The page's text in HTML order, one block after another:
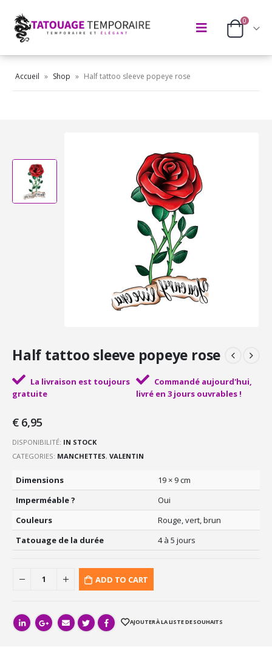
0
Accueil » Shop » Half tattoo sleeve popeye rose
Half tattoo sleeve popeye rose
La livraison est toujours
gratuite
Commandé aujourd'hui,
livré en 3 jours ouvrables !
€6,95
DISPONIBILITÉ: IN STOCK
CATEGORIES: MANCHETTES, VALENTIN
Dimensions
19 × 9 cm
Imperméable ?
Oui
Couleurs
Rouge, vert, brun
Tatouage de la durée
4 à 5 jours
ADD TO CART
AJOUTER À LA LISTE DE SOUHAITS